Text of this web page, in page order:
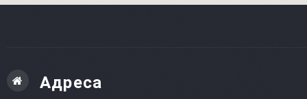
Адреса